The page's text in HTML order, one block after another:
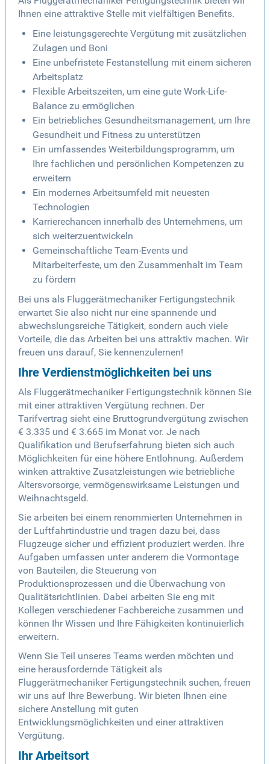
Ihnen eine attraktive Stelle mit vielfältigen Benefits.
Eine leistungsgerechte Vergütung mit zusätzlichen
Zulagen und Boni
Eine unbefristete Festanstellung mit einem sicheren
Arbeitsplatz
Flexible Arbeitszeiten, um eine gute Work-Life-
Balance zu ermöglichen
Ein betriebliches Gesundheitsmanagement, um Ihre
Gesundheit und Fitness zu unterstützen
Ein umfassendes Weiterbildungsprogramm, um
Ihre fachlichen und persönlichen Kompetenzen zu
erweitern
Ein modernes Arbeitsumfeld mit neuesten
Technologien
Karrierechancen innerhalb des Unternehmens, um
sich weiterzuentwickeln
Gemeinschaftliche Team-Events und
Mitarbeiterfeste, um den Zusammenhalt im Team
zu fördern
Bei uns als Fluggerätmechaniker Fertigungstechnik
erwartet Sie also nicht nur eine spannende und
abwechslungsreiche Tätigkeit, sondern auch viele
Vorteile, die das Arbeiten bei uns attraktiv machen. Wir
freuen uns darauf, Sie kennenzulernen!
Ihre Verdienstmöglichkeiten bei uns
Als Fluggerätmechaniker Fertigungstechnik können Sie
mit einer attraktiven Vergütung rechnen. Der
Tarifvertrag sieht eine Bruttogrundvergütung zwischen
€ 3.335 und € 3.665 im Monat vor. Je nach
Qualifikation und Berufserfahrung bieten sich auch
Möglichkeiten für eine höhere Entlohnung. Außerdem
winken attraktive Zusatzleistungen wie betriebliche
Altersvorsorge, vermögenswirksame Leistungen und
Weihnachtsgeld.
Sie arbeiten bei einem renommierten Unternehmen in
der Luftfahrtindustrie und tragen dazu bei, dass
Flugzeuge sicher und effizient produziert werden. Ihre
Aufgaben umfassen unter anderem die Vormontage
von Bauteilen, die Steuerung von
Produktionsprozessen und die Überwachung von
Qualitätsrichtlinien. Dabei arbeiten Sie eng mit
Kollegen verschiedener Fachbereiche zusammen und
können Ihr Wissen und Ihre Fähigkeiten kontinuierlich
erweitern.
Wenn Sie Teil unseres Teams werden möchten und
eine herausfordernde Tätigkeit als
Fluggerätmechaniker Fertigungstechnik suchen, freuen
wir uns auf Ihre Bewerbung. Wir bieten Ihnen eine
sichere Anstellung mit guten
Entwicklungsmöglichkeiten und einer attraktiven
Vergütung.
Ihr Arbeitsort